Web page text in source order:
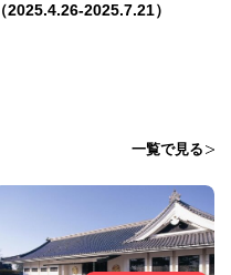
（2025.4.26-2025.7.21）
一覧で見る